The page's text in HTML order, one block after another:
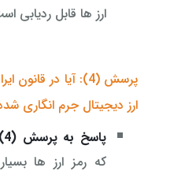
ارز ها قابل ردیابی
پرسش (4): آیا در
ارز دیجیتال جرم انگاری
پاسخ به پرسش (4):
که رمز ارز ها